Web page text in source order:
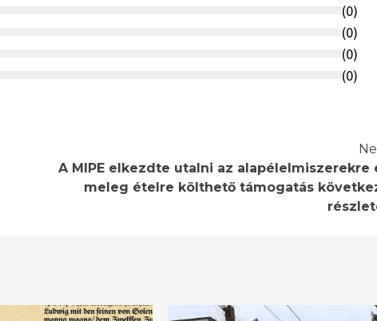
(0)
(0)
(0)
(0)
A MIPE elkezdte utalni az alapélelmiszerekre
meleg ételre költhető támogatás